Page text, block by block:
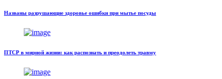
Названы разрушающие здоровье ошибки при мытье посуды
ПТСР в мирной жизни: как распознать и преодолеть травму